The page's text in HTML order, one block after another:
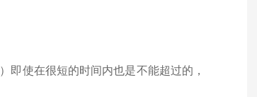
）即使在很短的时间内也是不能超过的，